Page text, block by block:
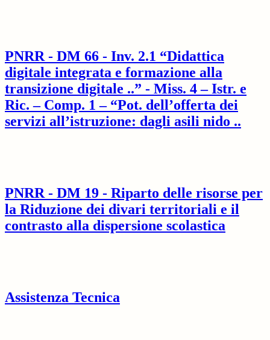
PNRR - DM 66 - Inv. 2.1 “Didattica
digitale integrata e formazione alla
transizione digitale ..” - Miss. 4 – Istr. e
Ric. – Comp. 1 – “Pot. dell’offerta dei
servizi all’istruzione: dagli asili nido ..
PNRR - DM 19 - Riparto delle risorse per
la Riduzione dei divari territoriali e il
contrasto alla dispersione scolastica
Assistenza Tecnica